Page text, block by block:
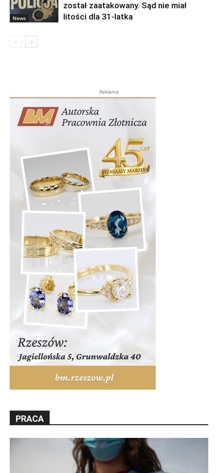
News
został zaatakowany. Sąd nie miał
litości dla 31-latka
Reklama
PRACA